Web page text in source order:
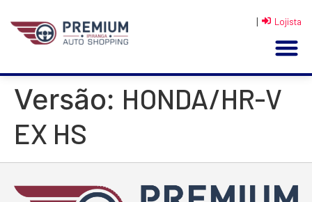
| Lojista
Versão: HONDA/HR-V
EX HS